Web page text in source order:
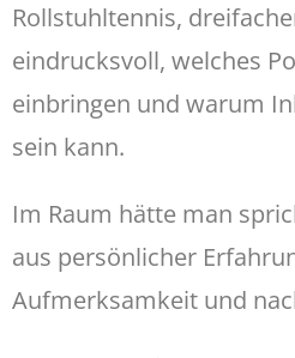
Rollstuhltennis,
eindrucksvoll, welches
einbringen und warum
sein kann.
Im Raum hätte man
aus persönlicher
Aufmerksamkeit und